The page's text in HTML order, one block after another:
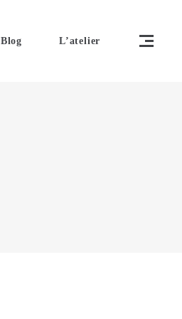
Blog L’atelier